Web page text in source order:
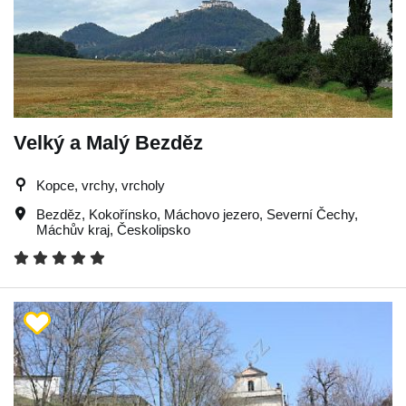
Velký a Malý Bezděz
Kopce, vrchy, vrcholy
Bezděz, Kokořínsko, Máchovo jezero, Severní Čechy,
Máchův kraj, Českolipsko